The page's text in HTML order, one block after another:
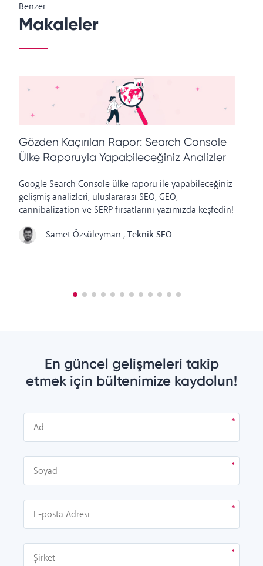
Benzer
Makaleler
Gözden Kaçırılan Rapor: Search Console
Ülke Raporuyla Yapabileceğiniz Analizler
Google Search Console ülke raporu ile yapabileceğiniz
gelişmiş analizleri, uluslararası SEO, GEO,
cannibalization ve SERP fırsatlarını yazımızda keşfedin!
Samet Özsüleyman ,Teknik SEO
En güncel gelişmeleri takip
etmek için bültenimize kaydolun!